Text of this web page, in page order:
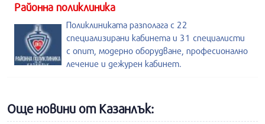
Районна поликлиника
Поликлиниката разполага с 22
специализирани кабинета и 31 специалисти
с опит, модерно оборудване, професионално
лечение и дежурен кабинет.
Още новини от Казанлък: